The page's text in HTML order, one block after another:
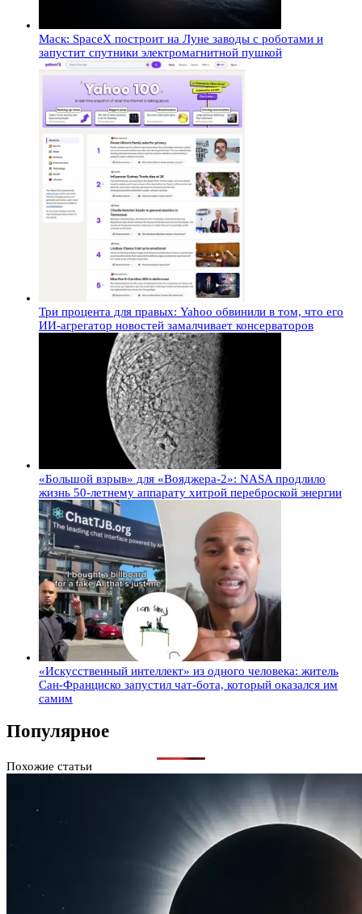
Маск: SpaceX построит на Луне заводы с роботами и
запустит спутники электромагнитной пушкой
Три процента для правых: Yahoo обвинили в том, что его
ИИ-агрегатор новостей замалчивает консерваторов
«Большой взрыв» для «Вояджера-2»: NASA продлило
жизнь 50-летнему аппарату хитрой переброской энергии
«Искусственный интеллект» из одного человека: житель
Сан-Франциско запустил чат-бота, который оказался им
самим
Популярное
Похожие статьи